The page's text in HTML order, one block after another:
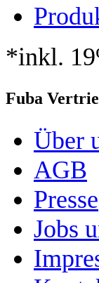
*inkl.
Fuba
Über
AGB
Presse
Jobs